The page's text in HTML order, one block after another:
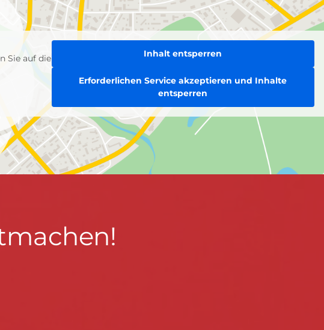
Sie auf die
Inhalt entsperren
Erforderlichen Service akzeptieren und Inhalte
entsperren